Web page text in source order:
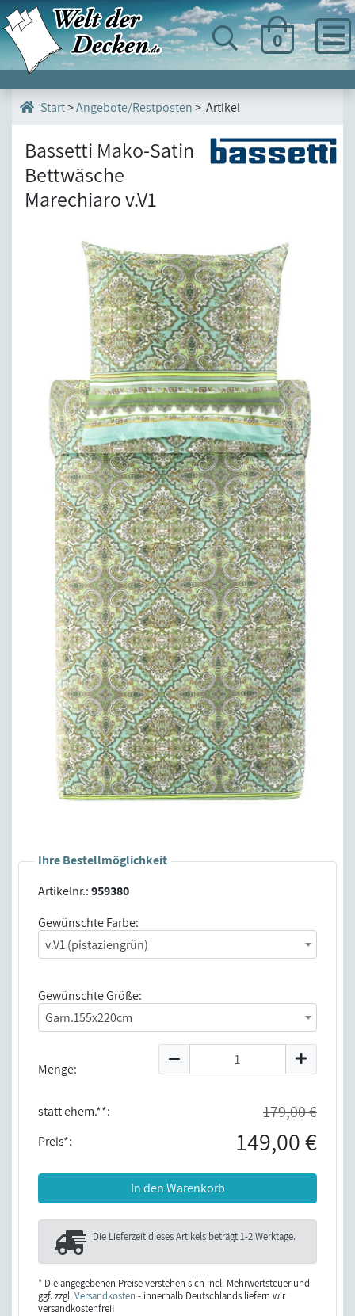
0
Start>Angebote/Restposten> Artikel
Bassetti Mako-Satin
Bettwäsche
Marechiaro v.V1
Ihre Bestellmöglichkeit
Artikelnr.:959380
Gewünschte Farbe:
v.V1 (pistaziengrün)
Gewünschte Größe:
Garn.155x220cm
Menge:
statt ehem.**: 179,00 €
Preis*: 149,00 €
In den Warenkorb
Die Lieferzeit dieses Artikels beträgt1-2 Werktage.
* Die angegebenen Preise verstehen sich incl. Mehrwertsteuer und
ggf. zzgl.Versandkosten - innerhalb Deutschlands liefern wir
versandkostenfrei!